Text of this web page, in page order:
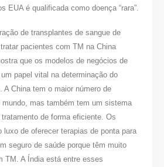
EUA é qualificada como doença “rara”.
de transplantes de sangue de
pacientes com TM na China
que os modelos de negócios de
papel vital na determinação do
A China tem o maior número de
mas também tem um sistema
de forma eficiente. Os
luxo de oferecer terapias de ponta para
seguro de saúde porque têm muito
TM. A Índia está entre esses